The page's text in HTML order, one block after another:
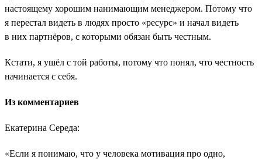
настоящему хорошим нанимающим менеджером. Потому что
я перестал видеть в людях просто «ресурс» и начал видеть
в них партнёров, с которыми обязан быть честным.
Кстати, я ушёл с той работы, потому что понял, что честность
начинается с себя.
Из комментариев
Екатерина Середа:
«Если я понимаю, что у человека мотивация про одно,